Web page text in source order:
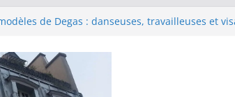
au cœur de l’impressionnisme
Paris moderne
de Manet : entre intimité, modernité et
de Claude Monet : visages et présences